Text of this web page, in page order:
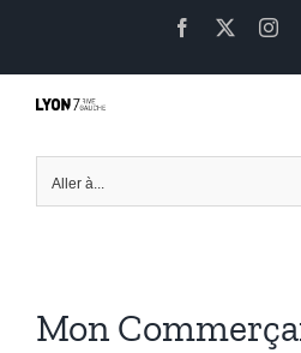
contenu
Facebook
Aller à...
Mon